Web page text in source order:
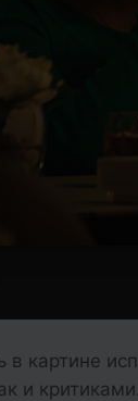
в картине
и